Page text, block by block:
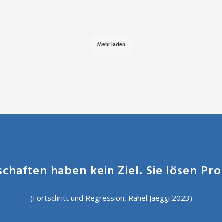
Mehr laden
haben kein Ziel. Sie lösen
(Fortschritt und Regression, Rahel Jaeggi 2023)